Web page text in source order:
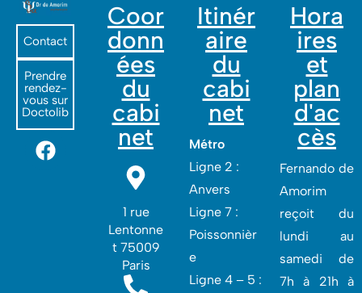
Contact
Prendre
rendez-
vous sur
Doctolib
Coor
donn
ées
du
cabi
net
1 rue
Lentonne
t 75009
Paris
Itinér
aire
du
cabi
net
Métro
Ligne 2 :
Anvers
Ligne 7 :
Poissonnièr
e
Ligne 4 – 5 :
Hora
ires
et
plan
d'ac
cès
Fernando de
Amorim
reçoit du
lundi au
samedi de
7h à 21h à